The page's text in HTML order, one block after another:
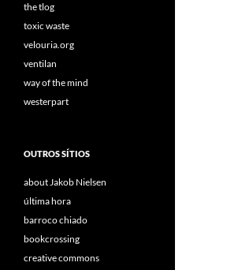
the tlog
toxic waste
velouria.org
ventilan
way of the mind
westerpart
OUTROS SÍTIOS
about Jakob Nielsen
última hora
barroco chiado
bookcrossing
creative commons